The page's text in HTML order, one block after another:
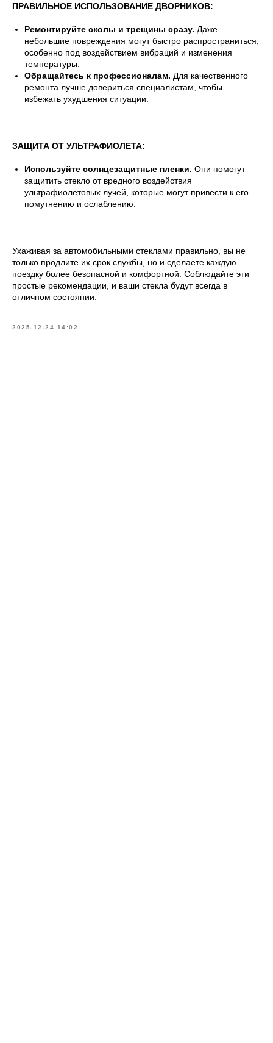
ПРАВИЛЬНОЕ ИСПОЛЬЗОВАНИЕ ДВОРНИКОВ:
Ремонтируйте сколы и трещины сразу. Даже
небольшие повреждения могут быстро распространиться,
особенно под воздействием вибраций и изменения
температуры.
Обращайтесь к профессионалам. Для качественного
ремонта лучше довериться специалистам, чтобы
избежать ухудшения ситуации.
ЗАЩИТА ОТ УЛЬТРАФИОЛЕТА:
Используйте солнцезащитные пленки. Они помогут
защитить стекло от вредного воздействия
ультрафиолетовых лучей, которые могут привести к его
помутнению и ослаблению.
Ухаживая за автомобильными стеклами правильно, вы не
только продлите их срок службы, но и сделаете каждую
поездку более безопасной и комфортной. Соблюдайте эти
простые рекомендации, и ваши стекла будут всегда в
отличном состоянии.
2025-12-24 14:02